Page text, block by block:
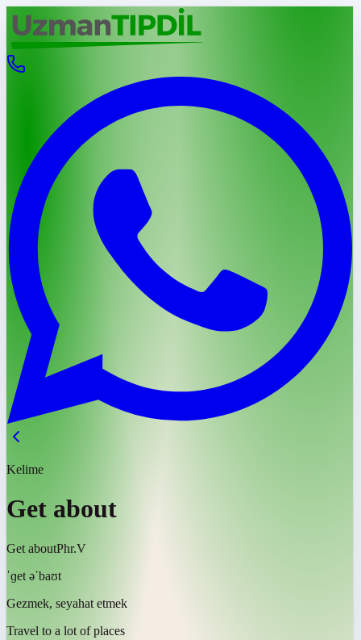
Kelime
Get about
Get aboutPhr.V
ˈɡet əˈbaʊt
Gezmek, seyahat etmek
Travel to a lot of places